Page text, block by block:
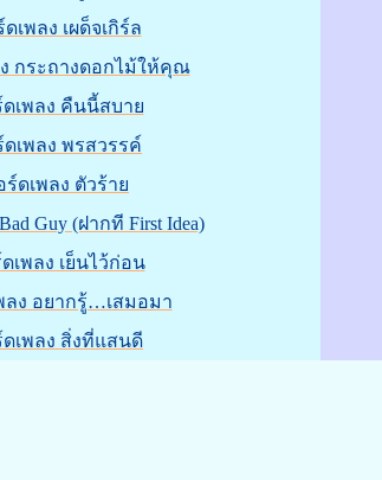
เพลง เผด็จเกิร์ล
กระถางดอกไม้ให้คุณ
เพลง คืนนี้สบาย
เพลง พรสวรรค์
ร์ดเพลง ตัวร้าย
Guy (ฝากที First Idea)
เพลง เย็นไว้ก่อน
ลง อยากรู้…เสมอมา
เพลง สิ่งที่แสนดี